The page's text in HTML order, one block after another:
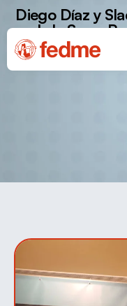
Diego Díaz y
de la Snow
Diputación de
de la Copa de